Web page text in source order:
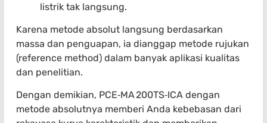
listrik tak langsung.
Karena metode absolut langsung berdasarkan
massa dan penguapan, ia dianggap metode rujukan
(reference method) dalam banyak aplikasi kualitas
dan penelitian.
Dengan demikian, PCE‑MA 200TS‑ICA dengan
metode absolutnya memberi Anda kebebasan dari